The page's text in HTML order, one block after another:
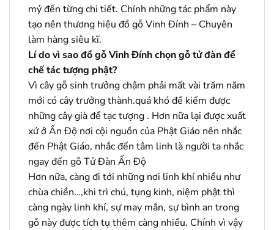
mỷ đến từng chi tiết. Chính những tác phẩm này
tạo nên thương hiệu đồ gỗ Vinh Đính – Chuyên
làm hàng siêu kĩ.
Lí do vì sao đồ gỗ Vinh Đính chọn gỗ tử đàn để
chế tác tượng phật?
Vì cây gỗ sinh trưởng chậm phải mất vài trăm năm
mới có cây trưởng thành.quá khó để kiếm được
những cây già để tạc tượng . Hơn nữa lại được xuất
xứ ở Ấn Độ nơi cội nguồn của Phật Giáo nên nhắc
đến Phật Giáo, nhắc đến tâm linh là người ta nhắc
ngay đến gỗ Tử Đàn Ấn Độ
Hơn nữa, càng đi tới những nơi linh khí nhiều như
chùa chiền…,khi trì chú, tụng kinh, niệm phật thì
càng ngày linh khí, sự may mắn, sự bình an trong
gỗ này được tích tụ thêm càng nhiều. Chính vì vậy